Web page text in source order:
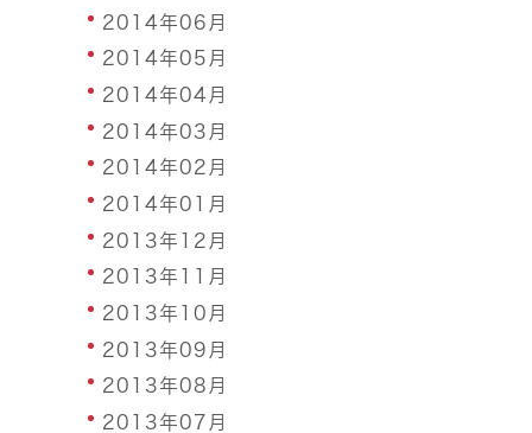
2014年06月
2014年05月
2014年04月
2014年03月
2014年02月
2014年01月
2013年12月
2013年11月
2013年10月
2013年09月
2013年08月
2013年07月